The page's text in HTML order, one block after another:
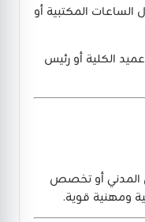
الساعات المكتبية أو
الكلية أو رئيس
المدني أو تخصص
ومهنية قوية.